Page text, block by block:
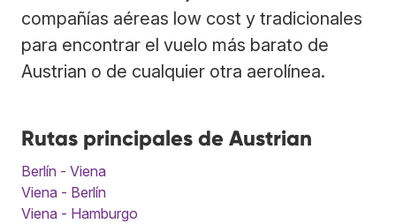
compañías aéreas low cost y tradicionales
para encontrar el vuelo más barato de
Austrian o de cualquier otra aerolínea.
Rutas principales de Austrian
Berlín - Viena
Viena - Berlín
Viena - Hamburgo